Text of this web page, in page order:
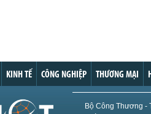
KINH TẾ CÔNG NGHIỆP THƯƠNG MẠI
Bộ Công Thương -